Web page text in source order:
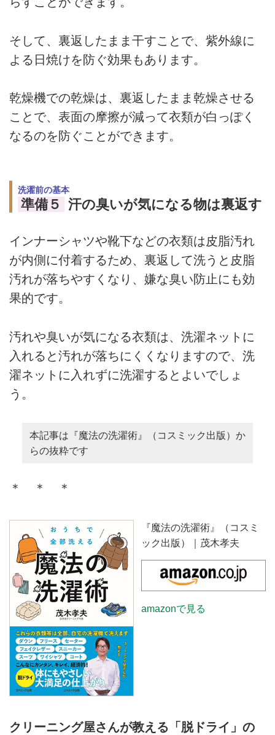
そして、裏返したまま干すことで、紫外線に
よる日焼けを防ぐ効果もあります。
乾燥機での乾燥は、裏返したまま乾燥させる
ことで、表面の摩擦が減って衣類が白っぽく
なるのを防ぐことができます。
洗濯前の基本
準備５ 汗の臭いが気になる物は裏返す
インナーシャツや靴下などの衣類は皮脂汚れ
が内側に付着するため、裏返して洗うと皮脂
汚れが落ちやすくなり、嫌な臭い防止にも効
果的です。
汚れや臭いが気になる衣類は、洗濯ネットに
入れると汚れが落ちにくくなりますので、洗
濯ネットに入れずに洗濯するとよいでしょ
う。
本記事は『魔法の洗濯術』（コスミック出版）か
らの抜粋です
＊ ＊ ＊
『魔法の洗濯術』（コスミ
ック出版）｜茂木孝夫
amazonで見る
クリーニング屋さんが教える「脱ドライ」の